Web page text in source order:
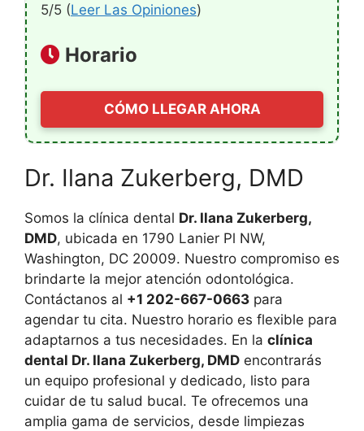
5/5 (Leer Las Opiniones)
Horario
CÓMO LLEGAR AHORA
Dr. Ilana Zukerberg, DMD
Somos la clínica dental Dr. Ilana Zukerberg,
DMD, ubicada en 1790 Lanier Pl NW,
Washington, DC 20009. Nuestro compromiso es
brindarte la mejor atención odontológica.
Contáctanos al +1 202-667-0663 para
agendar tu cita. Nuestro horario es flexible para
adaptarnos a tus necesidades. En la clínica
dental Dr. Ilana Zukerberg, DMD encontrarás
un equipo profesional y dedicado, listo para
cuidar de tu salud bucal. Te ofrecemos una
amplia gama de servicios, desde limpiezas